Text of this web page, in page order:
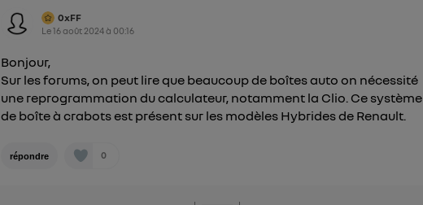
0xFF
Le16 août 2024à 00:16
Bonjour,
Sur les forums, on peut lire que beaucoup de boîtes auto on nécessité
une reprogrammation du calculateur, notamment la Clio. Ce système
de boîte à crabots est présent sur les modèles Hybrides de Renault.
répondre 0